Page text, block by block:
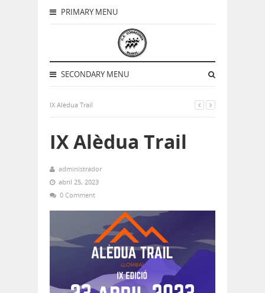
PRIMARY MENU
SECONDARY MENU
IX Alèdua Trail
IX Alèdua Trail
administrador
abril 25, 2023
0 Comment